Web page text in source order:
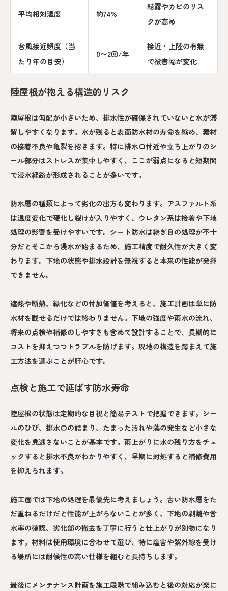
平均相対湿度 約74%
結露やカビのリス
クが高め
台風接近頻度（当
たり年の目安）
0〜2回/年
接近・上陸の有無
で被害幅が変化
陸屋根が抱える構造的リスク
陸屋根は勾配が小さいため、排水性が確保されていないと水が滞
留しやすくなります。水が残ると表面防水材の寿命を縮め、素材
の接着不良や亀裂を招きます。特に排水口付近や立ち上がりのシ
ール部分はストレスが集中しやすく、ここが弱点になると短期間
で浸水経路が形成されることが多いです。
防水層の種類によって劣化の出方も変わります。アスファルト系
は温度変化で硬化し裂けが入りやすく、ウレタン系は接着や下地
処理の影響を受けやすいです。シート防水は継ぎ目の処理が不十
分だとそこから浸水が始まるため、施工精度で耐久性が大きく変
わります。下地の状態や排水設計を無視すると本来の性能が発揮
できません。
遮熱や断熱、緑化などの付加価値を考えると、施工計画は単に防
水材を載せるだけでは終わりません。下地の強度や雨水の流れ、
将来の点検や補修のしやすさも含めて設計することで、長期的に
コストを抑えつつトラブルを防げます。現地の構造を踏まえて施
工方法を選ぶことが肝心です。
点検と施工で延ばす防水寿命
陸屋根の状態は定期的な目視と簡易テストで把握できます。シー
ルのひび、排水口の詰まり、たまった汚れや藻の発生など小さな
変化を見逃さないことが基本です。雨上がりに水の残り方をチェ
ックすると排水不良がわかりやすく、早期に対処すると補修費用
を抑えられます。
施工面では下地の処理を最優先に考えましょう。古い防水層をた
だ重ねるだけだと性能が上がらないことが多く、下地の剥離や含
水率の確認、劣化部の撤去を丁寧に行うと仕上がりが別物になり
ます。材料は使用環境に合わせて選び、特に塩害や紫外線を受け
る場所には耐候性の高い仕様を組むと長持ちします。
最後にメンテナンス計画を施工段階で組み込むと後の対応が楽に